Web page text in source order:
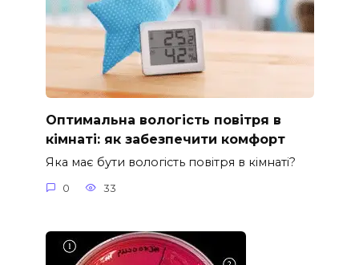
Оптимальна вологість повітря в
кімнаті: як забезпечити комфорт
Яка має бути вологість повітря в кімнаті?
0 33